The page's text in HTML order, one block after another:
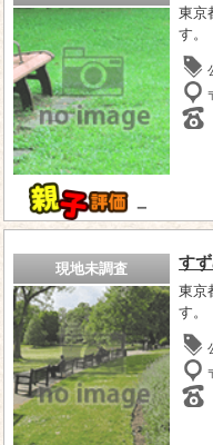
－
東京
す。
現地未調査 す
東京
す。